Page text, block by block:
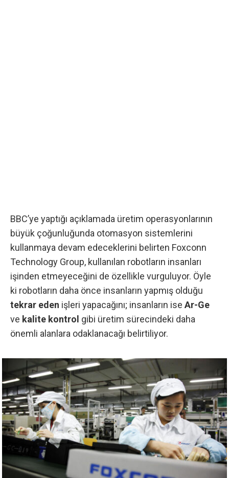
BBC’ye yaptığı açıklamada üretim operasyonlarının
büyük çoğunluğunda otomasyon sistemlerini
kullanmaya devam edeceklerini belirten Foxconn
Technology Group, kullanılan robotların insanları
işinden etmeyeceğini de özellikle vurguluyor. Öyle
ki robotların daha önce insanların yapmış olduğu
tekrar eden işleri yapacağını; insanların ise Ar-Ge
ve kalite kontrol gibi üretim sürecindeki daha
önemli alanlara odaklanacağı belirtiliyor.